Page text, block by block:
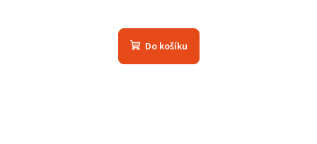
hodnocení
produktu
Do košíku